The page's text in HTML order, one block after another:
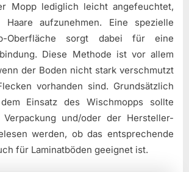
Mopp lediglich leicht angefeuchtet,
aufzunehmen. Eine spezielle
Oberfläche sorgt dabei für eine
Diese Methode ist vor allem
der Boden nicht stark verschmutzt
vorhanden sind. Grundsätzlich
Einsatz des Wischmopps sollte
und/oder der Hersteller-
werden, ob das entsprechende
für Laminatböden geeignet ist.